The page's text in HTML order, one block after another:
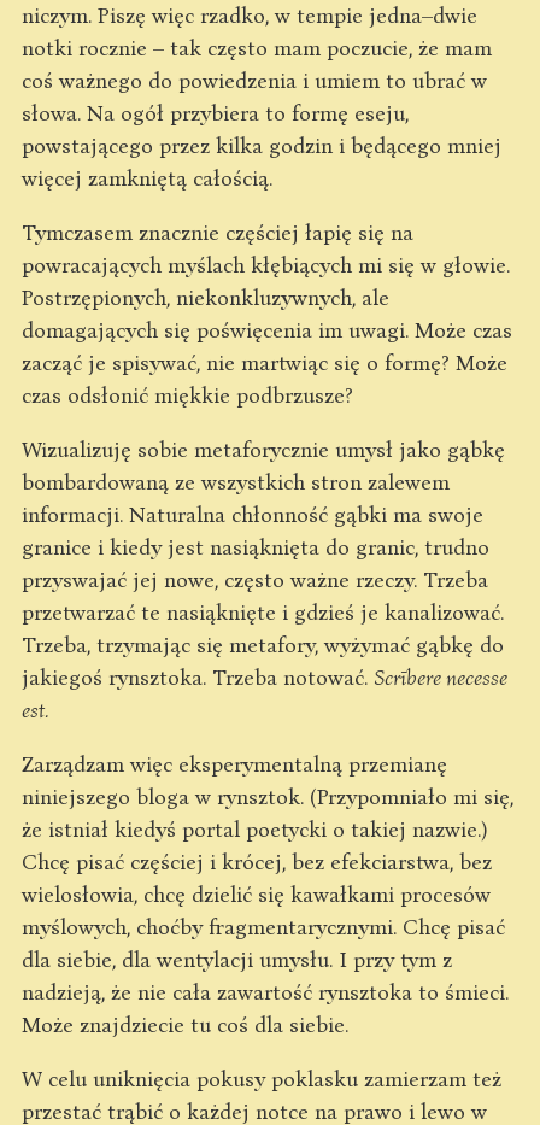
niczym. Piszę więc rzadko, w tempie jedna–dwie
notki rocznie – tak często mam poczucie, że mam
coś ważnego do powiedzenia i umiem to ubrać w
słowa. Na ogół przybiera to formę eseju,
powstającego przez kilka godzin i będącego mniej
więcej zamkniętą całością.
Tymczasem znacznie częściej łapię się na
powracających myślach kłębiących mi się w głowie.
Postrzępionych, niekonkluzywnych, ale
domagających się poświęcenia im uwagi. Może czas
zacząć je spisywać, nie martwiąc się o formę? Może
czas odsłonić miękkie podbrzusze?
Wizualizuję sobie metaforycznie umysł jako gąbkę
bombardowaną ze wszystkich stron zalewem
informacji. Naturalna chłonność gąbki ma swoje
granice i kiedy jest nasiąknięta do granic, trudno
przyswajać jej nowe, często ważne rzeczy. Trzeba
przetwarzać te nasiąknięte i gdzieś je kanalizować.
Trzeba, trzymając się metafory, wyżymać gąbkę do
jakiegoś rynsztoka. Trzeba notować. Scrībere necesse
est.
Zarządzam więc eksperymentalną przemianę
niniejszego bloga w rynsztok. (Przypomniało mi się,
że istniał kiedyś portal poetycki o takiej nazwie.)
Chcę pisać częściej i krócej, bez efekciarstwa, bez
wielosłowia, chcę dzielić się kawałkami procesów
myślowych, choćby fragmentarycznymi. Chcę pisać
dla siebie, dla wentylacji umysłu. I przy tym z
nadzieją, że nie cała zawartość rynsztoka to śmieci.
Może znajdziecie tu coś dla siebie.
W celu uniknięcia pokusy poklasku zamierzam też
przestać trąbić o każdej notce na prawo i lewo w